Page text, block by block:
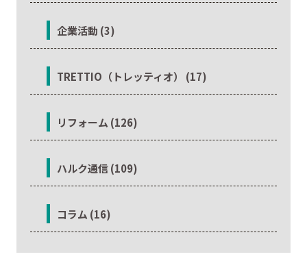
企業活動 (3)
TRETTIO（トレッティオ） (17)
リフォーム (126)
ハルク通信 (109)
コラム (16)